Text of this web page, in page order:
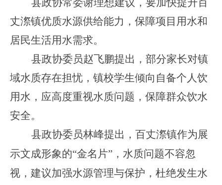
县政协常委谢理想建议，要加快提升百
丈漈镇优质水源供给能力，保障项目用水和
居民生活用水需求。
县政协委员赵飞鹏提出，部分家长对镇
域水质存在担忧，镇校学生倾向自备个人饮
用水，应高度重视水质问题，保障群众饮水
安全。
县政协委员林峰提出，百丈漈镇作为展
示文成形象的“金名片”，水质问题不容忽
视，建议加强水源管理与保护，杜绝发生水